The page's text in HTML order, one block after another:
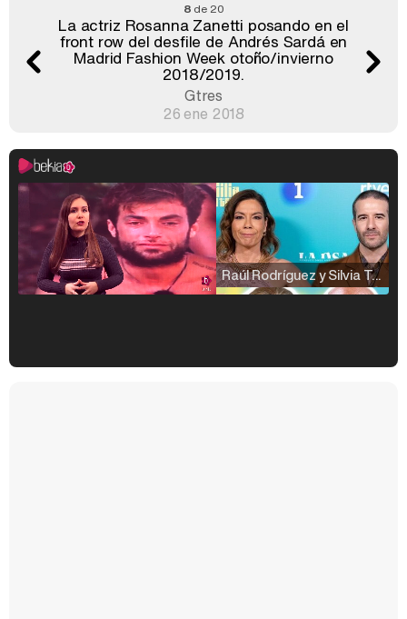
8 de 20
La actriz Rosanna Zanetti posando en el
front row del desfile de Andrés Sardá en
Madrid Fashion Week otoño/invierno
2018/2019.
Gtres
26 ene 2018
Raúl Rodríguez y Silvia Taulés nos cuentan su papel en 'La familia de la tele'